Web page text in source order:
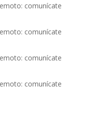
comunícate
comunícate
comunícate
comunícate